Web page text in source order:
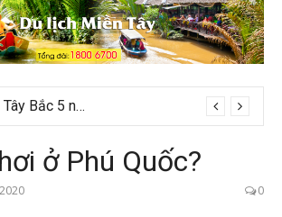
Du lịch
Miền Tây
tour du lịch Tây Bắc 5 ngày 4 đêm giá hời
ở Phú Quốc?
0